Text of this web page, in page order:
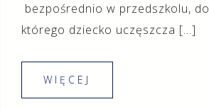
bezpośrednio w przedszkolu, do
którego dziecko uczęszcza […]
WIĘCEJ